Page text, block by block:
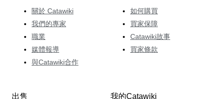
關於 Catawiki
我們的專家
職業
媒體報導
與Catawiki合作
如何購買
買家保障
Catawiki故事
買家條款
出售 我的Catawiki